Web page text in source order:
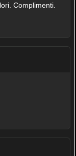
Complimenti.